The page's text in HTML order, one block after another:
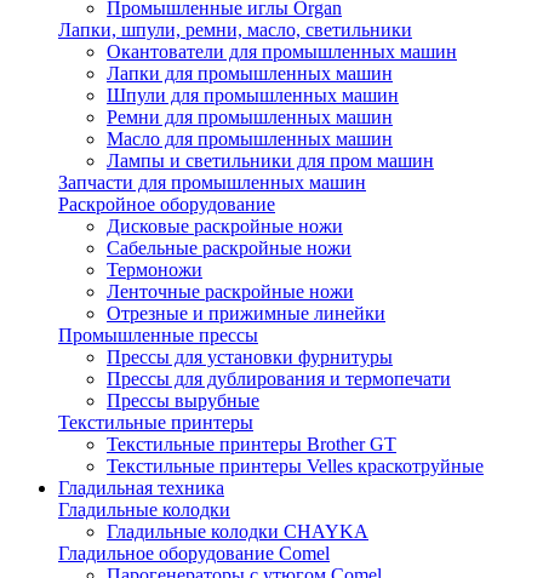
Промышленные иглы Organ
Лапки, шпули, ремни, масло, светильники
Окантователи для промышленных машин
Лапки для промышленных машин
Шпули для промышленных машин
Ремни для промышленных машин
Масло для промышленных машин
Лампы и светильники для пром машин
Запчасти для промышленных машин
Раскройное оборудование
Дисковые раскройные ножи
Сабельные раскройные ножи
Термоножи
Ленточные раскройные ножи
Отрезные и прижимные линейки
Промышленные прессы
Прессы для установки фурнитуры
Прессы для дублирования и термопечати
Прессы вырубные
Текстильные принтеры
Текстильные принтеры Brother GT
Текстильные принтеры Velles краскотруйные
Гладильная техника
Гладильные колодки
Гладильные колодки CHAYKA
Гладильное оборудование Comel